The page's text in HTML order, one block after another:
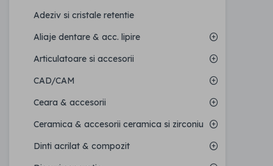
Adeziv si cristale retentie
Aliaje dentare & acc. lipire
Articulatoare si accesorii
CAD/CAM
Ceara & accesorii
Ceramica & accesorii ceramica si zirconiu
Dinti acrilat & compozit